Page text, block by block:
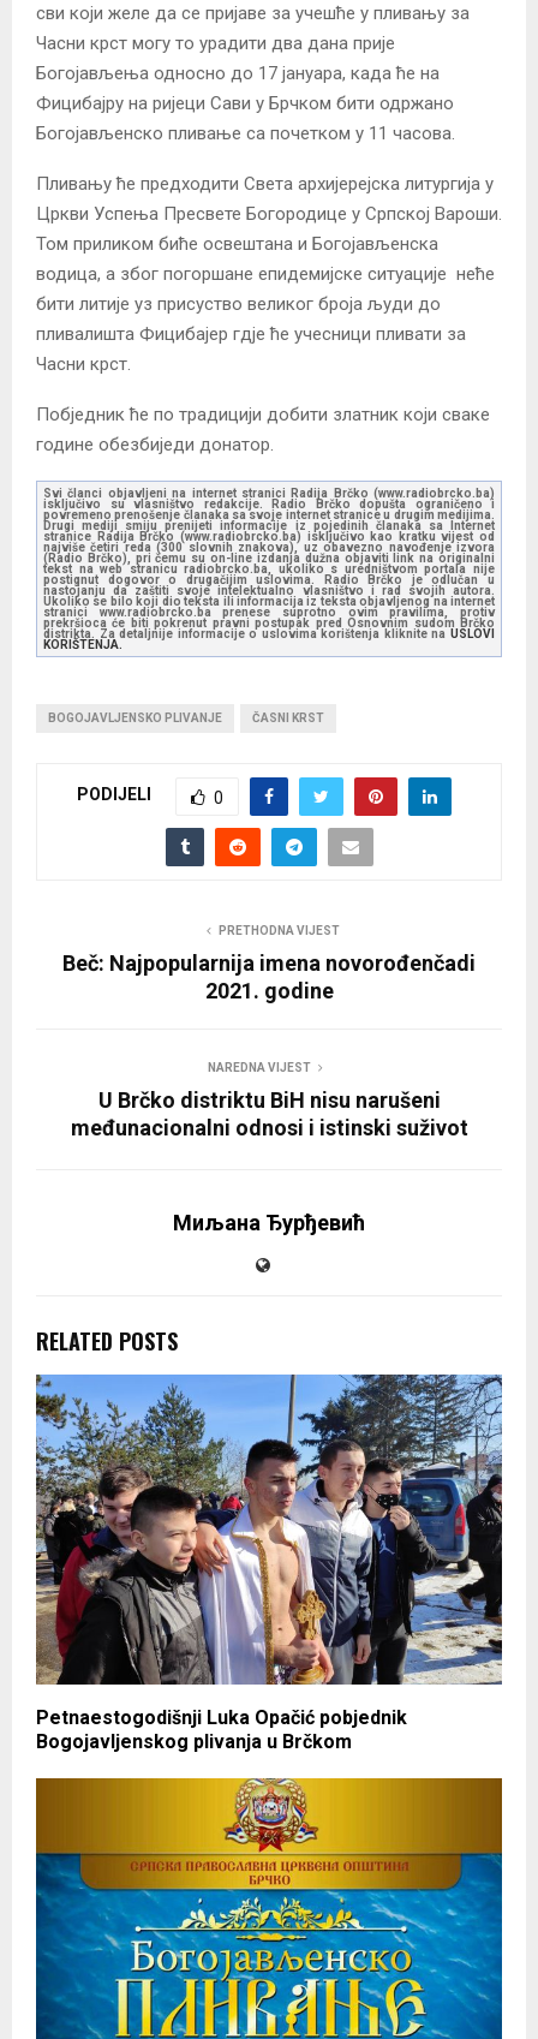
сви који желе да се пријаве за учешће у пливању за
Часни крст могу то урадити два дана прије
Богојављења односно до 17 јануара, када ће на
Фицибајру на ријеци Сави у Брчком бити одржано
Богојављенско пливање са почетком у 11 часова.
Пливању ће предходити Света архијерејска литургија у
Цркви Успења Пресвете Богородице у Српској Вароши.
Том приликом биће освештана и Богојављенска
водица, а због погоршане епидемијске ситуације неће
бити литије уз присуство великог броја људи до
пливалишта Фицибајер гдје ће учесници пливати за
Часни крст.
Побједник ће по традицији добити златник који сваке
године обезбиједи донатор.
Svi članci objavljeni na internet stranici Radija Brčko (www.radiobrcko.ba)
isključivo su vlasništvo redakcije. Radio Brčko dopušta ograničeno i
povremeno prenošenje članaka sa svoje internet stranice u drugim medijima.
Drugi mediji smiju prenijeti informacije iz pojedinih članaka sa Internet
stranice Radija Brčko (www.radiobrcko.ba) isključivo kao kratku vijest od
najviše četiri reda (300 slovnih znakova), uz obavezno navođenje izvora
(Radio Brčko), pri čemu su on-line izdanja dužna objaviti link na originalni
tekst na web stranicu radiobrcko.ba, ukoliko s uredništvom portala nije
postignut dogovor o drugačijim uslovima. Radio Brčko je odlučan u
nastojanju da zaštiti svoje intelektualno vlasništvo i rad svojih autora.
Ukoliko se bilo koji dio teksta ili informacija iz teksta objavljenog na internet
stranici www.radiobrcko.ba prenese suprotno ovim pravilima, protiv
prekršioca će biti pokrenut pravni postupak pred Osnovnim sudom Brčko
distrikta. Za detaljnije informacije o uslovima korištenja kliknite na USLOVI
KORIŠTENJA.
BOGOJAVLJENSKO PLIVANJE ČASNI KRST
PODIJELI 0
PRETHODNA VIJEST
Beč: Najpopularnija imena novorođenčadi
2021. godine
NAREDNA VIJEST
U Brčko distriktu BiH nisu narušeni
međunacionalni odnosi i istinski suživot
Миљана Ђурђевић
RELATED POSTS
Petnaestogodišnji Luka Opačić pobjednik
Bogojavljenskog plivanja u Brčkom